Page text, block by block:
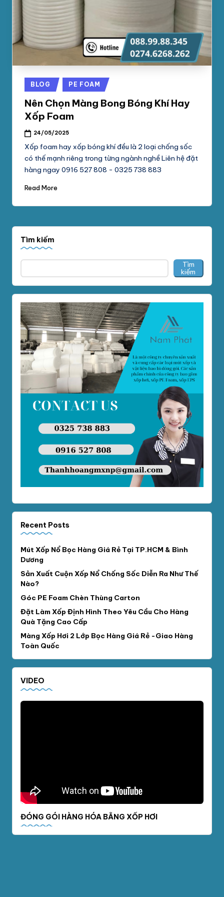
Ố
C
phối
xốp
pe
xốp
chống
TpHCM,
Bình
Dương
Posted
in
BLOG PE FOAM
Nên Chọn Màng Bong Bóng Khí Hay
Xốp Foam
24/05/2025
Xốp foam hay xốp bóng khí đều là 2 loại chống sốc
có thế mạnh riêng trong từng ngành nghề Liên hệ đặt
hàng ngay 0916 527 808 - 0325 738 883
Read More
Tìm kiếm
Tìm
kiếm
Recent Posts
Mút Xốp Nổ Bọc Hàng Giá Rẻ Tại TP.HCM & Bình
Dương
Sản Xuất Cuộn Xốp Nổ Chống Sốc Diễn Ra Như Thế
Nào?
Góc PE Foam Chèn Thùng Carton
Đặt Làm Xốp Định Hình Theo Yêu Cầu Cho Hàng
Quà Tặng Cao Cấp
Màng Xốp Hơi 2 Lớp Bọc Hàng Giá Rẻ -Giao Hàng
Toàn Quốc
VIDEO
ĐÓNG GÓI HÀNG HÓA BẰNG XỐP HƠI